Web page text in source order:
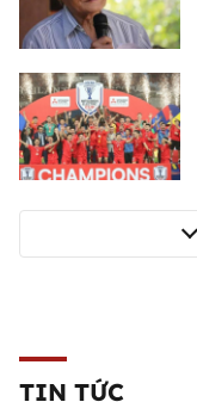
TIN TỨC